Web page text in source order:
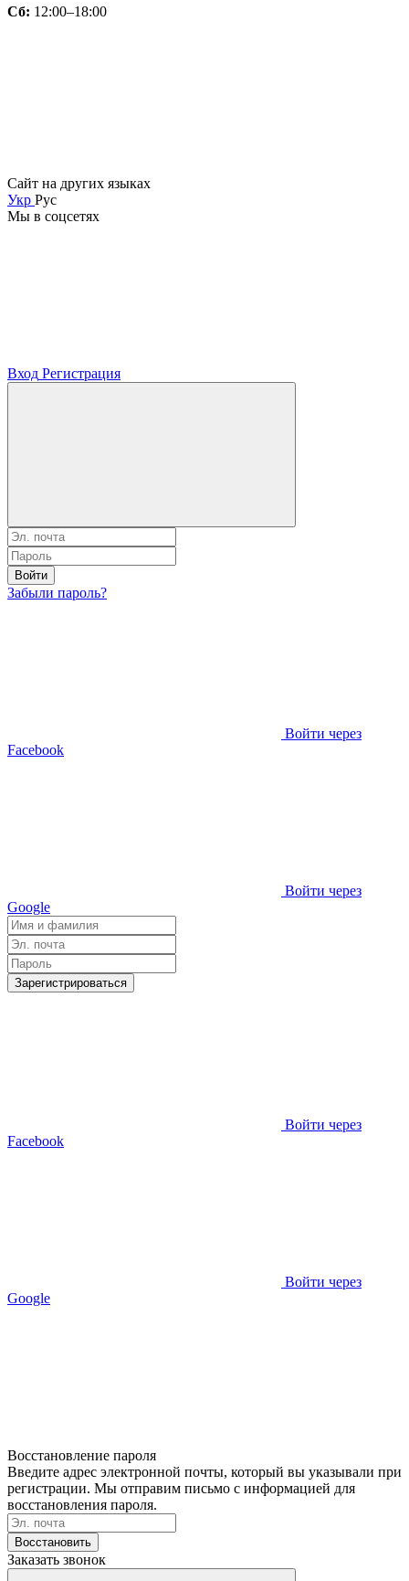
Сб: 12:00–18:00
Сайт на других языках
Укр Рус
Мы в соцсетях
Вход Регистрация
Войти
Забыли пароль?
Войти через
Facebook
Войти через
Google
Зарегистрироваться
Войти через
Facebook
Войти через
Google
Восстановление пароля
Введите адрес электронной почты, который вы указывали при
регистрации. Мы отправим письмо с информацией для
восстановления пароля.
Восстановить
Заказать звонок